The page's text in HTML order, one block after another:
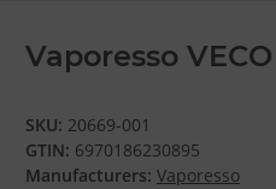
Vaporesso
SKU: 20669-001
GTIN: 6970186230895
Manufacturers: Vaporesso